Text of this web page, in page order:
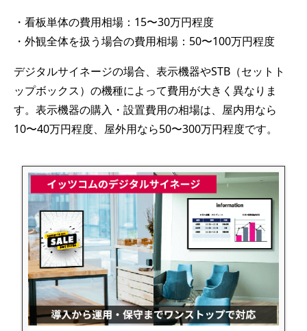
・看板単体の費用相場：15〜30万円程度
・外観全体を扱う場合の費用相場：50〜100万円程度
デジタルサイネージの場合、表示機器やSTB（セットト
ップボックス）の機種によって費用が大きく異なりま
す。表示機器の購入・設置費用の相場は、屋内用なら
10〜40万円程度、屋外用なら50〜300万円程度です。